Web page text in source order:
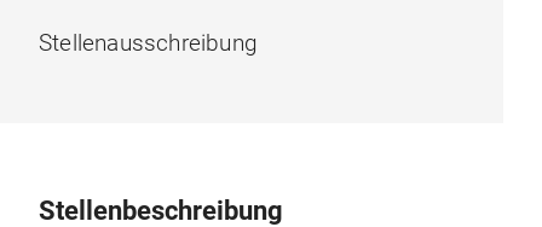
Stellenausschreibung
Stellenbeschreibung